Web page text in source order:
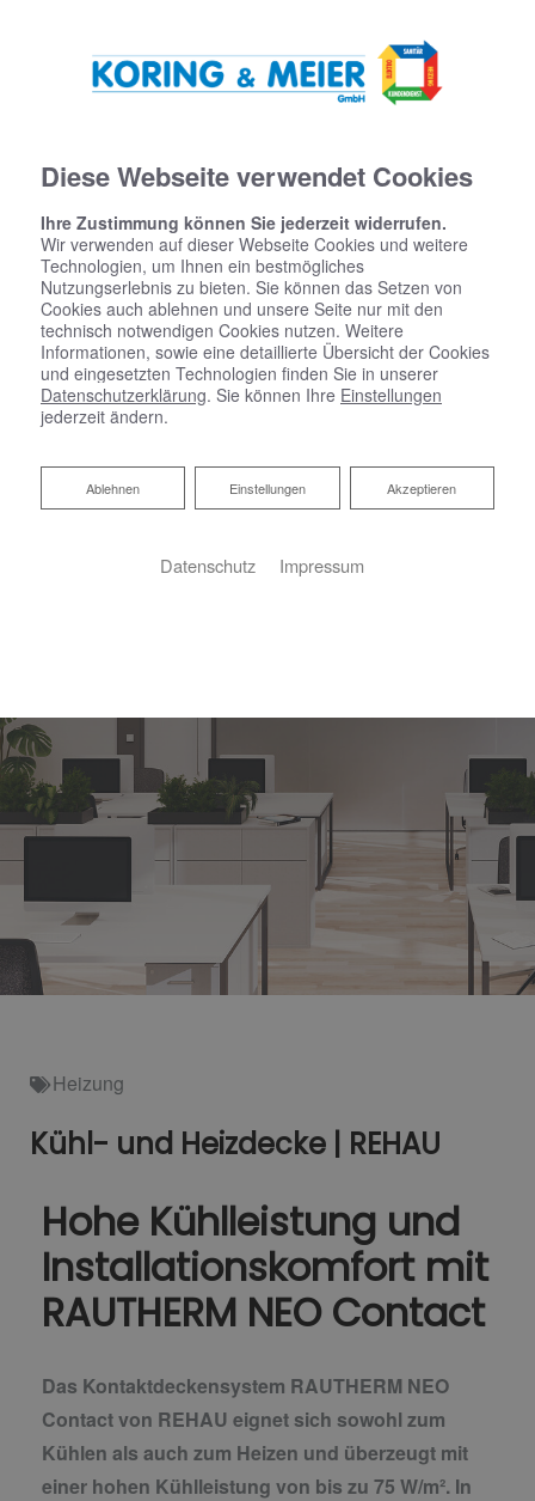
Heizung
Kühl- und Heizdecke | REHAU
Hohe Kühlleistung und
Installationskomfort mit
RAUTHERM NEO Contact
Das Kontaktdeckensystem RAUTHERM NEO
Contact von REHAU eignet sich sowohl zum
Kühlen als auch zum Heizen und überzeugt mit
einer hohen Kühlleistung von bis zu 75 W/m². In
Diese Webseite verwendet Cookies
Ihre Zustimmung können Sie jederzeit widerrufen.
Wir verwenden auf dieser Webseite Cookies und weitere
Technologien, um Ihnen ein bestmögliches
Nutzungserlebnis zu bieten. Sie können das Setzen von
Cookies auch ablehnen und unsere Seite nur mit den
technisch notwendigen Cookies nutzen. Weitere
Informationen, sowie eine detaillierte Übersicht der Cookies
und eingesetzten Technologien finden Sie in unserer
Datenschutzerklärung. Sie können Ihre Einstellungen
jederzeit ändern.
Akzeptieren
Einstellungen
Ablehnen
Ablehnen
Datenschutz Impressum